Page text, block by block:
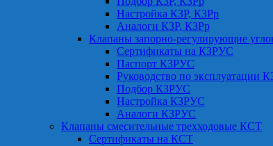
Настройка КЗР, КЗРр
Аналоги КЗР, КЗРр
Клапаны запорно-регулирующие
Сертификаты на КЗРУС
Паспорт КЗРУС
Руководство по эксплуатации
Подбор КЗРУС
Настройка КЗРУС
Аналоги КЗРУС
Клапаны смесительные трехходовые КСТ
Сертификаты на КСТ